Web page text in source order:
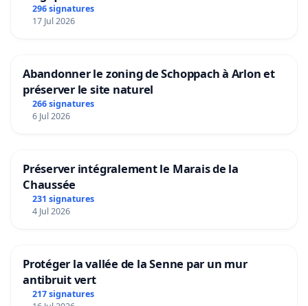
296 signatures
17 Jul 2026
Abandonner le zoning de Schoppach à Arlon et
préserver le site naturel
266 signatures
6 Jul 2026
Préserver intégralement le Marais de la
Chaussée
231 signatures
4 Jul 2026
Protéger la vallée de la Senne par un mur
antibruit vert
217 signatures